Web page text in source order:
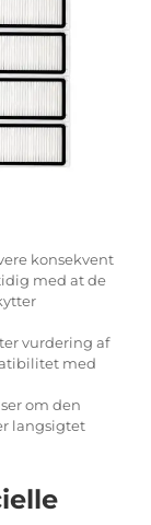
konsekvent
med at de
vurdering af
med
om den
langsigtet